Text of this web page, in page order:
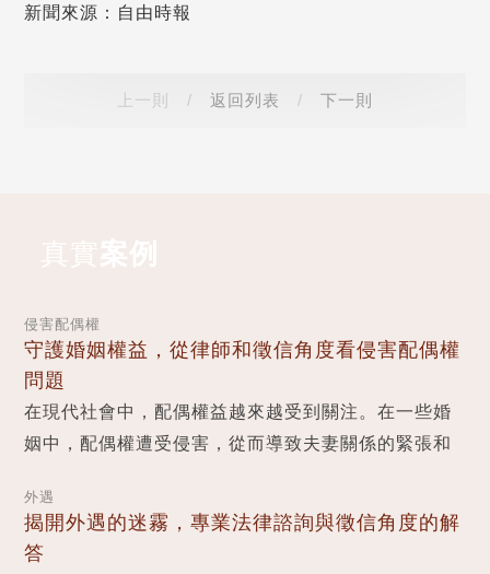
新聞來源：自由時報
上一則 / 返回列表 / 下一則
侵害配偶權
守護婚姻權益，從律師和徵信角度看侵害配偶權
問題
在現代社會中，配偶權益越來越受到關注。在一些婚
姻中，配偶權遭受侵害，從而導致夫妻關係的緊張和
權...
外遇
揭開外遇的迷霧，專業法律諮詢與徵信角度的解
答